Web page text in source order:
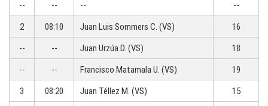
--
-- --
--
2
08:10 Juan Luis Sommers C. (VS)
16
--
-- Juan Urzúa D. (VS)
18
--
-- Francisco Matamala U. (VS)
19
3
08:20 Juan Téllez M. (VS)
15